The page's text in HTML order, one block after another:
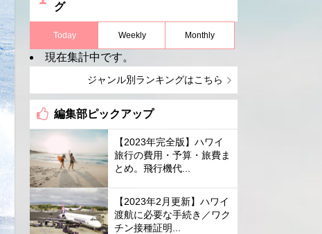
グ
Today Weekly Monthly
現在集計中です。
ジャンル別ランキングはこちら
編集部ピックアップ
【2023年完全版】ハワイ
旅行の費用・予算・旅費ま
とめ。飛行機代...
【2023年2月更新】ハワイ
渡航に必要な手続き／ワク
チン接種証明...